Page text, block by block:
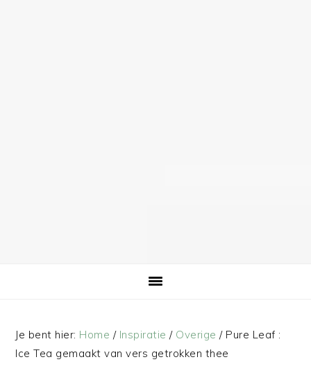
Je bent hier: Home / Inspiratie / Overige /Pure Leaf :
Ice Tea gemaakt van vers getrokken thee